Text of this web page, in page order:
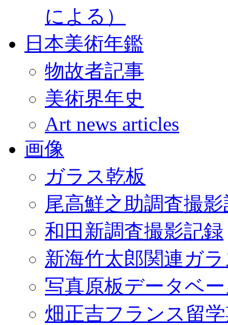
による）
日本美術年鑑
物故者記事
美術界年史
Art news articles
画像
ガラス乾板
尾高鮮之助調査撮
和田新調査撮影記録
新海竹太郎関連ガ
写真原板データベ
畑正吉フランス留